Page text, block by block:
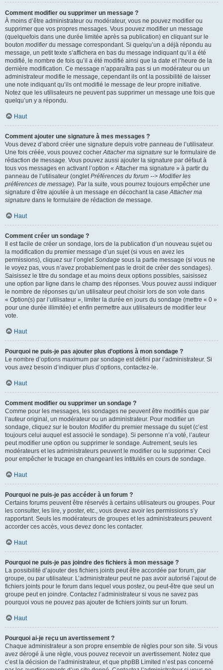
Comment modifier ou supprimer un message ?
À moins d’être administrateur ou modérateur, vous ne pouvez modifier ou
supprimer que vos propres messages. Vous pouvez modifier un message
(quelquefois dans une durée limitée après sa publication) en cliquant sur le
bouton modifierdu message correspondant. Si quelqu’un a déjà répondu au
message, un petit texte s’affichera en bas du message indiquant qu’il a été
modifié, le nombre de fois qu’il a été modifié ainsi que la date et l’heure de la
dernière modification. Ce message n’apparaîtra pas si un modérateur ou un
administrateur modifie le message, cependant ils ont la possibilité de laisser
une note indiquant qu’ils ont modifié le message de leur propre initiative.
Notez que les utilisateurs ne peuvent pas supprimer un message une fois que
quelqu’un y a répondu.
Haut
Comment ajouter une signature à mes messages ?
Vous devez d’abord créer une signature depuis votre panneau de l’utilisateur.
Une fois créée, vous pouvez cocherAttacher ma signature sur le formulaire de
rédaction de message. Vous pouvez aussi ajouter la signature par défaut à
tous vos messages en activant l’option « Attacher ma signature » à partir du
panneau de l’utilisateur (ongletPréférences du forum --> Modifier les
préférences de message). Par la suite, vous pourrez toujours empêcher une
signature d’être ajoutée à un message en décochant la caseAttacher ma
signature dans le formulaire de rédaction de message.
Haut
Comment créer un sondage ?
Il est facile de créer un sondage, lors de la publication d’un nouveau sujet ou
la modification du premier message d’un sujet (si vous en avez les
permissions), cliquez sur l’ongletSondage sous la partie message (si vous ne
le voyez pas, vous n’avez probablement pas le droit de créer des sondages).
Saisissez le titre du sondage et au moins deux options possibles, saisissez
une option par ligne dans le champ des réponses. Vous pouvez aussi indiquer
le nombre de réponses qu’un utilisateur peut choisir lors de son vote dans
« Option(s) par l’utilisateur », limiter la durée en jours du sondage (mettre « 0 »
pour une durée illimitée) et enfin permettre aux utilisateurs de modifier leur
vote.
Haut
Pourquoi ne puis-je pas ajouter plus d’options à mon sondage ?
Le nombre d’options maximum par sondage est défini par l’administrateur. Si
vous avez besoin d’indiquer plus d’options, contactez-le.
Haut
Comment modifier ou supprimer un sondage ?
Comme pour les messages, les sondages ne peuvent être modifiés que par
l’auteur original, un modérateur ou un administrateur. Pour modifier un
sondage, cliquez sur le bouton Modifierdu premier message du sujet (c’est
toujours celui auquel est associé le sondage). Si personne n’a voté, l’auteur
peut modifier une option ou supprimer le sondage. Autrement, seuls les
modérateurs et les administrateurs peuvent le modifier ou le supprimer. Ceci
pour empêcher le trucage en changeant les intitulés en cours de sondage.
Haut
Pourquoi ne puis-je pas accéder à un forum ?
Certains forums peuvent être réservés à certains utilisateurs ou groupes. Pour
les consulter, les lire, y poster, etc., vous devez avoir les permissions s’y
rapportant. Seuls les modérateurs de groupes et les administrateurs peuvent
accorder ces accès, vous devez donc les contacter.
Haut
Pourquoi ne puis-je pas joindre des fichiers à mon message ?
La possibilité d’ajouter des fichiers joints peut être accordée par forum, par
groupe, ou par utilisateur. L’administrateur peut ne pas avoir autorisé l’ajout de
fichiers joints pour le forum dans lequel vous postez, ou peut-être que seul un
groupe peut en joindre. Contactez l’administrateur si vous ne savez pas
pourquoi vous ne pouvez pas ajouter de fichiers joints sur un forum.
Haut
Pourquoi ai-je reçu un avertissement ?
Chaque administrateur a son propre ensemble de règles pour son site. Si vous
avez dérogé à une règle, vous pouvez recevoir un avertissement. Notez que
c’est la décision de l’administrateur, et que phpBB Limited n’est pas concerné